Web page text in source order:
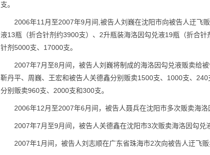
支。
2006年11月至2007年9月间,被告人刘巍在沈阳市向被告人迂飞
液13瓶（折合针剂约3900支）、2升瓶装海洛因勾兑液19瓶（折合
针剂5000支、17000支。
2007年7月至8月间，被告人刘巍将制成的海洛因勾兑液贩卖给
靳丹平、周巍、王宏和被告人关德鑫分别贩卖1500支、1000支、
分别贩卖960支、2000支和300支。
2006年12月至2007年6月间，被告人聂兵在沈阳市多次贩卖海洛
2007年7月至9月间，被告人关德鑫在沈阳市3次贩卖海洛因勾兑
2007年1月间，被告人刘志顺在广东省珠海市2次向被告人迂飞贩